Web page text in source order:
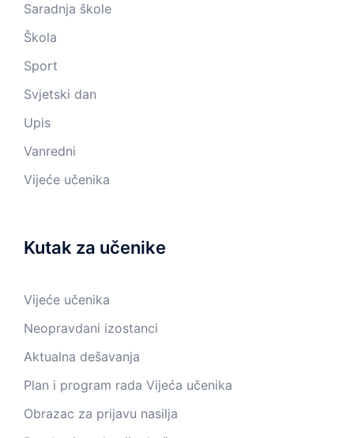
Saradnja škole
Škola
Sport
Svjetski dan
Upis
Vanredni
Vijeće učenika
Kutak za učenike
Vijeće učenika
Neopravdani izostanci
Aktualna dešavanja
Plan i program rada Vijeća učenika
Obrazac za prijavu nasilja